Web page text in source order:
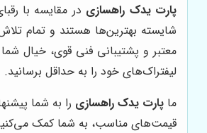
پارت یدک راهسازی در مقایسه با
شایسته بهترین‌ها هستند و تمام تلاش خود
معتبر و پشتیبانی فنی قوی، خیال
لیفتراک‌های خود را به حداقل برسانید.
ما پارت یدک راهسازی را به شما
قیمت‌های مناسب، به شما کمک